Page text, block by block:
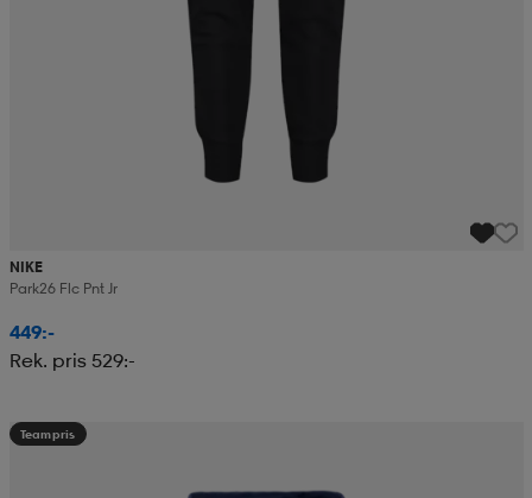
NIKE
Park26 Flc Pnt Jr
449:-
Rek. pris 529:-
Teampris